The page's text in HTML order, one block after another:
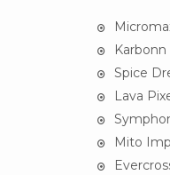
Spice
Lava
Mito